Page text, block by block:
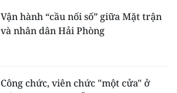
Vận hành “cầu nối số” giữa Mặt trận
và nhân dân Hải Phòng
Công chức, viên chức "một cửa" ở